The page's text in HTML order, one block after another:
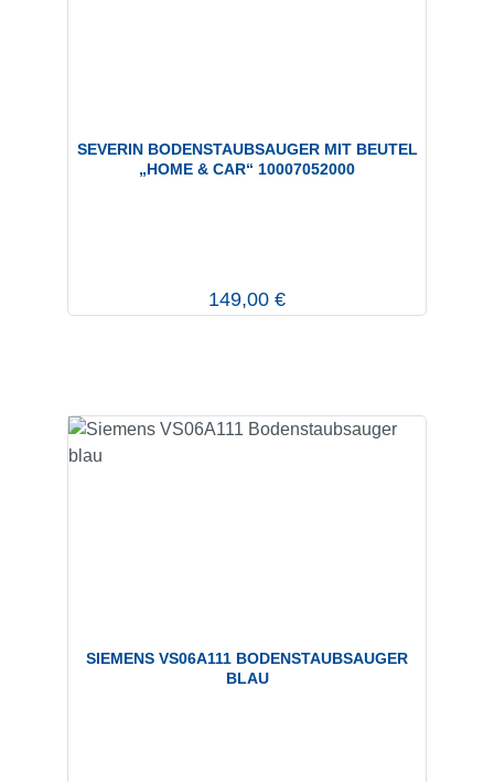
SEVERIN BODENSTAUBSAUGER MIT BEUTEL
„HOME & CAR“ 10007052000
Regulärer Preis:
149,00 €
SIEMENS VS06A111 BODENSTAUBSAUGER
BLAU